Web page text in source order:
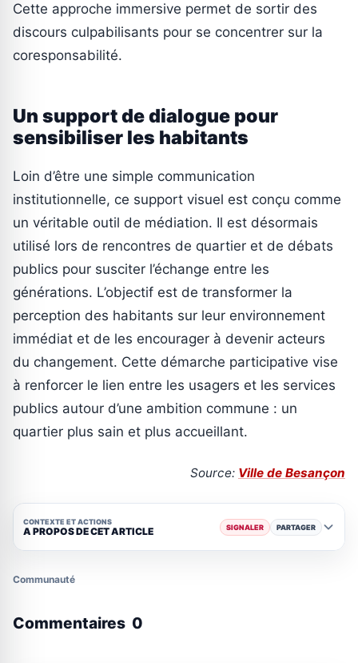
Cette approche immersive permet de sortir des
discours culpabilisants pour se concentrer sur la
coresponsabilité.
Un support de dialogue pour
sensibiliser les habitants
Loin d’être une simple communication
institutionnelle, ce support visuel est conçu comme
un véritable outil de médiation. Il est désormais
utilisé lors de rencontres de quartier et de débats
publics pour susciter l’échange entre les
générations. L’objectif est de transformer la
perception des habitants sur leur environnement
immédiat et de les encourager à devenir acteurs
du changement. Cette démarche participative vise
à renforcer le lien entre les usagers et les services
publics autour d’une ambition commune : un
quartier plus sain et plus accueillant.
Source: Ville de Besançon
CONTEXTE ET ACTIONS
A PROPOS DE CET ARTICLE SIGNALER PARTAGER
Communauté
Commentaires 0